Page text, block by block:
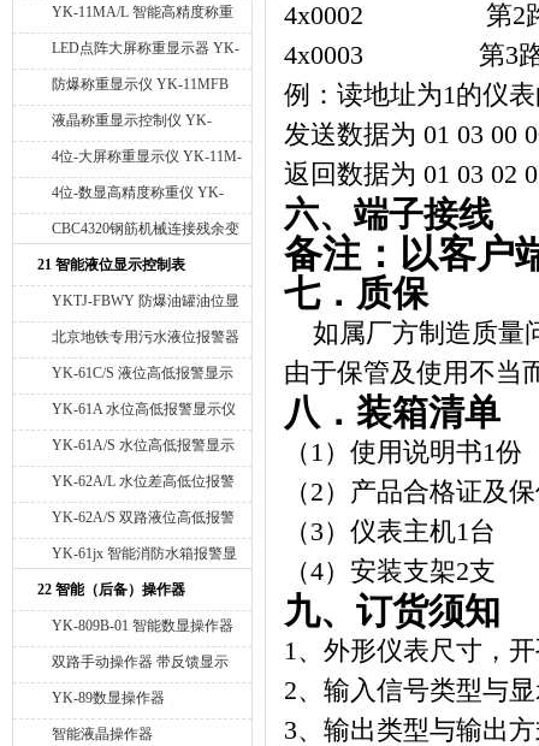
YK-11MA/L 智能高精度称重
仪 6位数显
LED点阵大屏称重显示器 YK-
LED
防爆称重显示仪 YK-11MFB
液晶称重显示控制仪 YK-
11MLCD
4位-大屏称重显示仪 YK-11M-
LED
4位-数显高精度称重仪 YK-
11M
CBC4320钢筋机械连接残余变
形测试仪
21 智能液位显示控制表
YKTJ-FBWY 防爆油罐油位显
示仪 油罐油温度显示仪 油罐
液位高度体积显示仪 油位高低
报警仪
北京地铁专用污水液位报警器
YK-61C/S 液位高低报警显示
仪
YK-61A 水位高低报警显示仪
YK-61A/S 水位高低报警显示
仪
YK-62A/L 水位差高低位报警
显示仪
YK-62A/S 双路液位高低报警
显示仪
YK-61jx 智能消防水箱报警显
示仪
22 智能（后备）操作器
YK-809B-01 智能数显操作器
双路手动操作器 带反馈显示
YK-89数显操作器
智能液晶操作器
4x0002 第2
4x0003 第3
例：读地址为1的仪
发送数据为 01 03 00
返回数据为 01 03 02
六、端子接线
备注：以客户
七．质保
如属厂方制造质量
由于保管及使用不当
八．装箱清单
（ 1）使用说明书1份
（2）产品合格证及
（3）仪表主机1台
（4）安装支架2支
九、订货须知
1、外形仪表尺寸，
2、输入信号类型与
3、输出类型与输出